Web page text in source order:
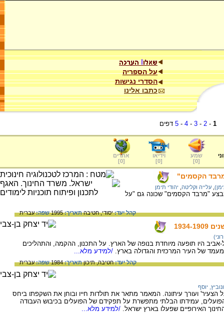
על הספריה
הסדרי נגישות
כתבו אלינו
1
-
2
-
3
-
4
-
5 דפים
שמע
[
0
]
וידיאו
[
0
]
אתרים
[
0
]
הקסמים"
עלייה וקליטה יהודי תימן
"מרבד הקסמים" שכונה גם "על
קהל יעד:יסודי,חטיבהתאריך:1995 שפה:עברית
היו תופעה מיוחדת בנופה של הארץ. על התכנון, ההקמה, והתהליכים
של העיר המרכזית והגדולה בארץ. /למידע מלא...
קהל יעד:חטיבה,תיכוןתאריך:1984 שפה:עברית
יוסף
הצעיר' ועורך עיתונה. המאמר מתאר את תולדות חייו ובוחן את השקפתו ביחס
עמידתו הבלתי מתפשרת על תפקידם של הפועלים בכיבוש העבודה
האירופיים שפעלו בארץ ישראל. /למידע מלא...